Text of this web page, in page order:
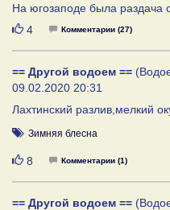
На югозаподе была раздача
Нравится
4 Комментарии (27)
== Другой водоем ==
09.02.2020 20:31
Лахтинский разлив,мелкий
Зимняя блесна
Нравится
8 Комментарии (1)
== Другой водоем ==